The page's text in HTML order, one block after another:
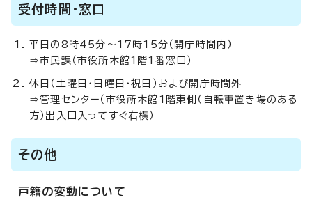
受付時間・窓口
平日の8時45分～17時15分（開庁時間内）
⇒市民課（市役所本館1階1番窓口）
休日（土曜日・日曜日・祝日）および開庁時間外
⇒管理センター（市役所本館1階東側（自転車置き場のある
方）出入口入ってすぐ右横）
その他
戸籍の変動について